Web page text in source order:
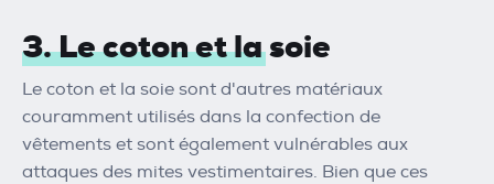
3. Le coton et la soie
Le coton et la soie sont d'autres matériaux
couramment utilisés dans la confection de
vêtements et sont également vulnérables aux
attaques des mites vestimentaires. Bien que ces